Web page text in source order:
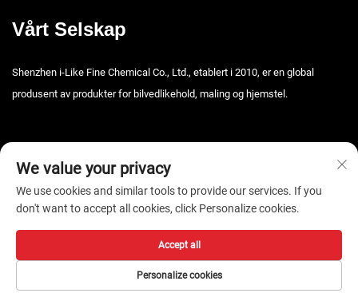
Vårt Selskap
Shenzhen i-Like Fine Chemical Co., Ltd., etablert i 2010, er en global
produsent av produkter for bilvedlikehold, maling og hjemstel.
Copyright © 2026 Shenzhen i-Like Fine Chemical Co., Ltd. Alle rettigheter
We value your privacy
We use cookies and similar tools to provide our services. If you
don't want to accept all cookies, click Personalize cookies.
Personalize cookies
Accept all